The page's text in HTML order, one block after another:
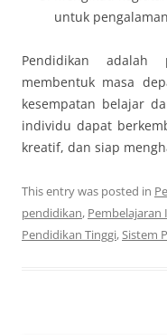
untuk
Pendidikan
membentuk masa
kesempatan belajar
individu dapat
kreatif, dan siap
This entry was posted in
pendidikan, Pembelajaran
Pendidikan Tinggi,Sistem